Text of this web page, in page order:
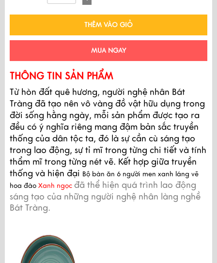
THÊM VÀO GIỎ
MUA NGAY
THÔNG TIN SẢN PHẨM
Từ hòn đất quê hương, người nghệ nhân Bát
Tràng đã tạo nên vô vàng đồ vật hữu dụng trong
đời sống hằng ngày, mỗi sản phẩm được tạo ra
đều có ý nghĩa riêng mang đậm bản sắc truyền
thống của dân tộc ta, đó là sự cần cù sáng tạo
trong lao động, sự tỉ mĩ trong từng chi tiết và tính
thẩm mĩ trong từng nét vẽ. Kết hợp giữa truyền
thống và hiện đại Bộ bàn ăn 6 người men xanh láng vẽ
hoa đào Xanh ngọc đã thể hiện quá trình lao động
sáng tạo của những người nghệ nhân làng nghề
Bát Tràng.